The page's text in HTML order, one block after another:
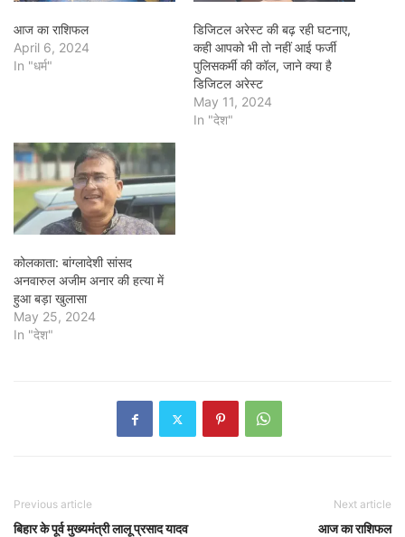
आज का राशिफल
April 6, 2024
In "धर्म"
डिजिटल अरेस्ट की बढ़ रही घटनाए,
कही आपको भी तो नहीं आई फर्जी
पुलिसकर्मी की कॉल, जाने क्या है
डिजिटल अरेस्ट
May 11, 2024
In "देश"
कोलकाता: बांग्लादेशी सांसद
अनवारुल अजीम अनार की हत्या में
हुआ बड़ा खुलासा
May 25, 2024
In "देश"
Previous article
बिहार के पूर्व मुख्यमंत्री लालू प्रसाद यादव
Next article
आज का राशिफल